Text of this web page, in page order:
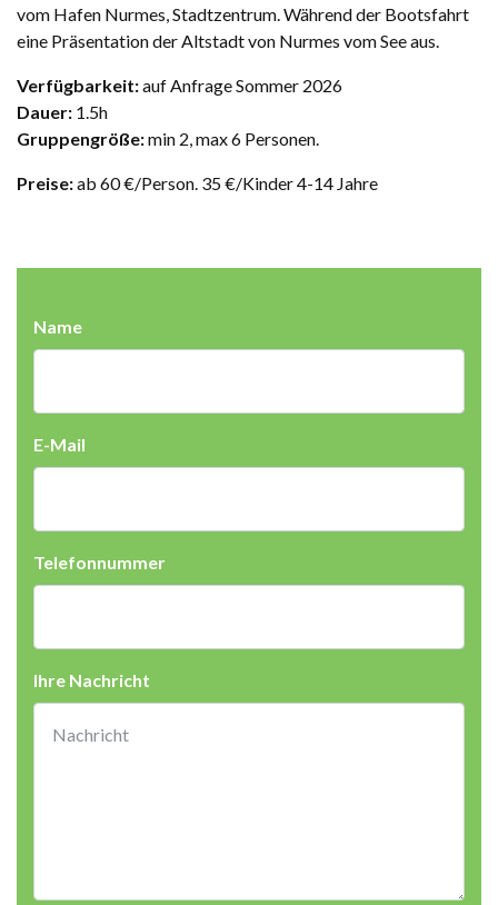
vom Hafen Nurmes, Stadtzentrum. Während der Bootsfahrt
eine Präsentation der Altstadt von Nurmes vom See aus.
Verfügbarkeit:auf Anfrage Sommer 2026
Dauer: 1.5h
Gruppengröße:min 2, max 6 Personen.
Preise:ab 60 €/Person. 35 €/Kinder 4-14 Jahre
Name
E-Mail
Telefonnummer
Ihre Nachricht